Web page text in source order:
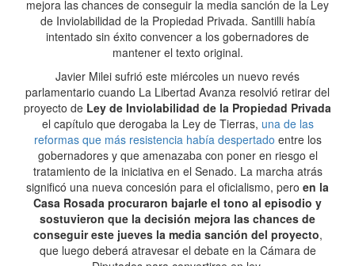
mejora las chances de conseguir la media sanción de la Ley
de Inviolabilidad de la Propiedad Privada. Santilli había
intentado sin éxito convencer a los gobernadores de
mantener el texto original.
Javier Milei sufrió este miércoles un nuevo revés
parlamentario cuando La Libertad Avanza resolvió retirar del
proyecto de Ley de Inviolabilidad de la Propiedad Privada
el capítulo que derogaba la Ley de Tierras, una de las
reformas que más resistencia había despertado entre los
gobernadores y que amenazaba con poner en riesgo el
tratamiento de la iniciativa en el Senado. La marcha atrás
significó una nueva concesión para el oficialismo, pero en la
Casa Rosada procuraron bajarle el tono al episodio y
sostuvieron que la decisión mejora las chances de
conseguir este jueves la media sanción del proyecto,
que luego deberá atravesar el debate en la Cámara de